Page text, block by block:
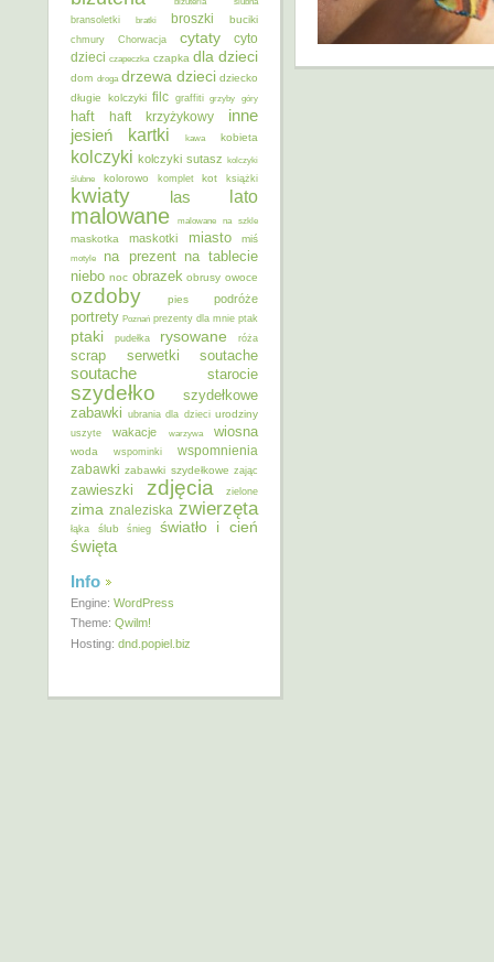
bransoletki
bratki broszki buciki
chmury Chorwacja cytaty
cyto
dzieci czapeczka czapka dla dzieci
dom droga drzewa dzieci dziecko
długie kolczyki filc graffiti grzyby góry
haft haft krzyżykowy inne
jesień kartki kawa kobieta
kolczyki kolczyki sutasz kolczyki
ślubne
kolorowo komplet kot książki
kwiaty las lato
malowane malowane na szkle
maskotka maskotki miasto miś
motyle na prezent na tablecie
niebo noc obrazek obrusy owoce
ozdoby pies podróże
portrety Poznań prezenty dla mnie ptak
ptaki pudełka rysowane róża
scrap serwetki soutache
soutache starocie
szydełko
szydełkowe
zabawki ubrania dla dzieci urodziny
uszyte wakacje warzywa wiosna
woda wspominki
wspomnienia
zabawki zabawki szydełkowe zając
zawieszki zdjęcia zielone
zima znaleziska zwierzęta
łąka ślub śnieg światło i cień
święta
Info
Engine: WordPress
Theme: Qwilm!
Hosting: dnd.popiel.biz